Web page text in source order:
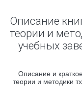
Описание
теории и
учебных
Описание и
теории и методики